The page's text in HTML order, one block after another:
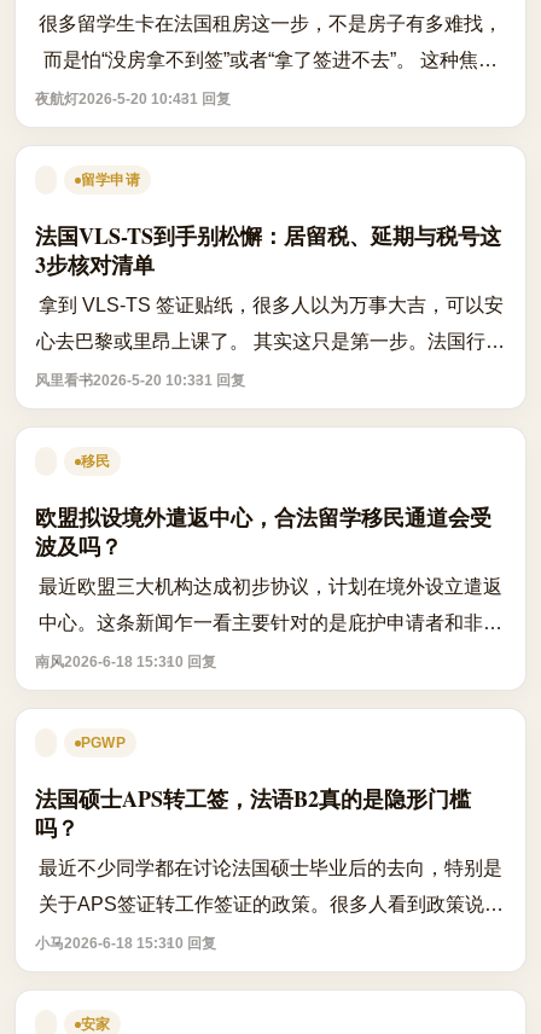
很多留学生卡在法国租房这一步，不是房子有多难找，
而是怕“没房拿不到签”或者“拿了签进不去”。 这种焦虑
很常见。法国确实有住房要求，但具体怎么卡、卡在哪
里，往往取决于你当前的签证阶段...
夜航灯2026-5-20 10:431 回复
留学申请
法国VLS-TS到手别松懈：居留税、延期与税号这
3步核对清单
拿到 VLS-TS 签证贴纸，很多人以为万事大吉，可以安
心去巴黎或里昂上课了。 其实这只是第一步。法国行政
体系有个特点：拿到签证不等于自动获得长期居留权。
如果后续步骤没跟上，或者漏交了关键...
风里看书2026-5-20 10:331 回复
移民
欧盟拟设境外遣返中心，合法留学移民通道会受
波及吗？
最近欧盟三大机构达成初步协议，计划在境外设立遣返
中心。这条新闻乍一看主要针对的是庇护申请者和非法
移民，似乎与我们的留学生活距离较远。但作为长期关
注欧洲政策的人，能感觉到这背后折射出...
南风2026-6-18 15:310 回复
PGWP
法国硕士APS转工签，法语B2真的是隐形门槛
吗？
最近不少同学都在讨论法国硕士毕业后的去向，特别是
关于APS签证转工作签证的政策。很多人看到政策说毕
业后可以申请为期24个月的APS签证，用于求职、创业
或转换身份，就觉得万事大吉。但实际上，...
小马2026-6-18 15:310 回复
安家